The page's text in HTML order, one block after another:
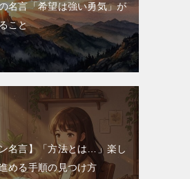
名言「希望は強い勇気」が
こと
名言】「方法とは…」楽し
める手順の見つけ方